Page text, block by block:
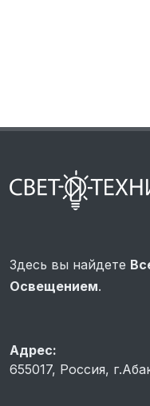
Здесь вы найдете
Освещением.
Адрес:
655017, Россия,